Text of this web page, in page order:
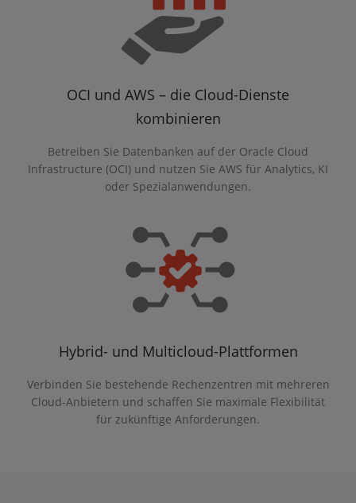
OCI und AWS – die Cloud-Dienste
kombinieren
Betreiben Sie Datenbanken auf der Oracle Cloud
Infrastructure (OCI) und nutzen Sie AWS für Analytics, KI
oder Spezialanwendungen.
Hybrid- und Multicloud-Plattformen
Verbinden Sie bestehende Rechenzentren mit mehreren
Cloud-Anbietern und schaffen Sie maximale Flexibilität
für zukünftige Anforderungen.